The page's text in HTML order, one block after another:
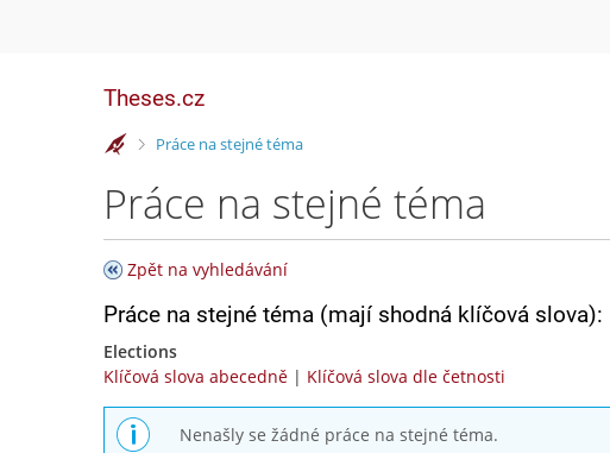
Theses.cz
>Práce na stejné téma
Práce na stejné téma
Zpět na vyhledávání
Práce na stejné téma (mají shodná klíčová slova):
Elections
Klíčová slova abecedně | Klíčová slova dle četnosti
Nenašly se žádné práce na stejné téma.